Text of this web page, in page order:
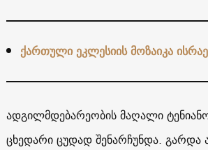
ქართული ეკლესიის მოზაიკა
ადგილმდებარეობის მაღალი
ცხედარი ცუდად შენარჩუნდა. გარდა